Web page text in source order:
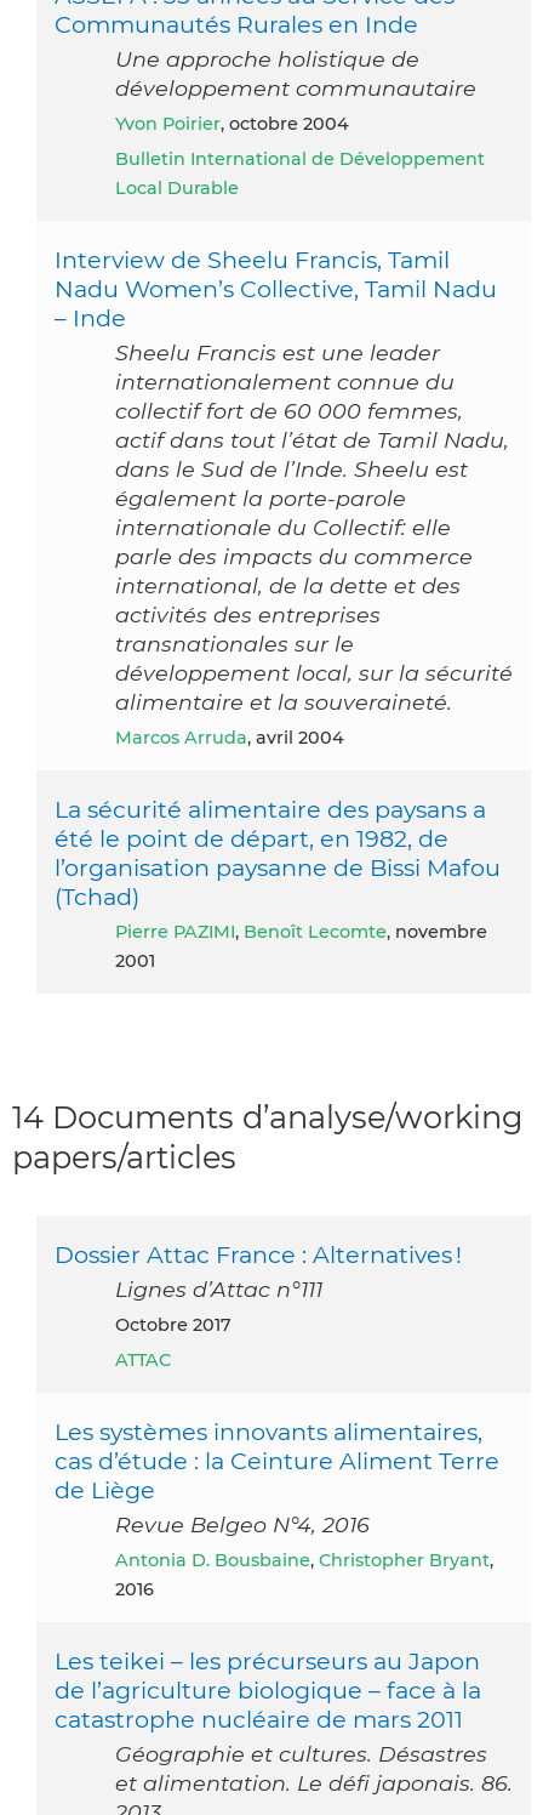
Communautés Rurales en Inde
Une approche holistique de
développement communautaire
Yvon Poirier, octobre 2004
Bulletin International de Développement
Local Durable
Interview de Sheelu Francis, Tamil
Nadu Women’s Collective, Tamil Nadu
– Inde
Sheelu Francis est une leader
internationalement connue du
collectif fort de 60 000 femmes,
actif dans tout l’état de Tamil Nadu,
dans le Sud de l’Inde. Sheelu est
également la porte-parole
internationale du Collectif: elle
parle des impacts du commerce
international, de la dette et des
activités des entreprises
transnationales sur le
développement local, sur la sécurité
alimentaire et la souveraineté.
Marcos Arruda, avril 2004
La sécurité alimentaire des paysans a
été le point de départ, en 1982, de
l’organisation paysanne de Bissi Mafou
(Tchad)
Pierre PAZIMI, Benoît Lecomte, novembre
2001
14 Documents d’analyse/working
papers/articles
Dossier Attac France : Alternatives !
Lignes d’Attac n°111
octobre 2017
ATTAC
Les systèmes innovants alimentaires,
cas d’étude : la Ceinture Aliment Terre
de Liège
Revue Belgeo N°4, 2016
Antonia D. Bousbaine, Christopher Bryant,
2016
Les teikei – les précurseurs au Japon
de l’agriculture biologique – face à la
catastrophe nucléaire de mars 2011
Géographie et cultures. Désastres
et alimentation. Le défi japonais. 86.